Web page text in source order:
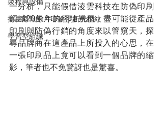
插畫海報卡片印刷 | 折光壓紋
學習型組織
一分析，只能假借淩雲科技在防偽印刷
領域20餘年的經驗累積，盡可能從產品
印刷與防偽行銷的角度來以管窺天，探
尋品牌商在這產品上所投入的心思，在
一張印刷品上竟可以看到一個品牌的縮
影，筆者也不免驚訝也是驚喜。